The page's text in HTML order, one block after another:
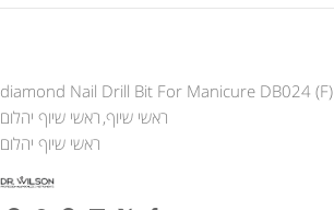
diamond Nail Drill Bit For Manicure DB024 (F)
ראשי שיוף, ראשי שיוף יהלום
ראשי שיוף יהלום